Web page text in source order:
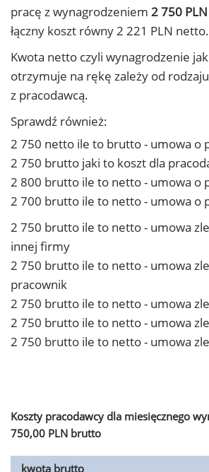
pracę z wynagrodzeniem 2 750
łączny koszt równy 2 221 PLN netto.
Kwota netto czyli wynagrodzenie
otrzymuje na rękę zależy od
z pracodawcą.
Sprawdź również:
2 750 netto ile to brutto - umowa o
2 750 brutto jaki to koszt dla
2 800 brutto ile to netto - umowa o
2 700 brutto ile to netto - umowa o
2 750 brutto ile to netto - umowa
innej firmy
2 750 brutto ile to netto - umowa
pracownik
2 750 brutto ile to netto - umowa
2 750 brutto ile to netto - umowa
2 750 brutto ile to netto - umowa
Koszty pracodawcy dla miesięcznego
750,00 PLN brutto
kwota brutto